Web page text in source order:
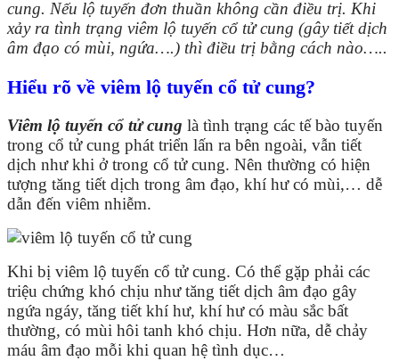
cung. Nếu lộ tuyến đơn thuần không cần điều trị. Khi
xảy ra tình trạng viêm lộ tuyến cổ tử cung (gây tiết dịch
âm đạo có mùi, ngứa….) thì điều trị bằng cách nào…..
Hiểu rõ về viêm lộ tuyến cổ tử cung?
Viêm lộ tuyến cổ tử cung là tình trạng các tế bào tuyến
trong cổ tử cung phát triển lấn ra bên ngoài, vẫn tiết
dịch như khi ở trong cổ tử cung. Nên thường có hiện
tượng tăng tiết dịch trong âm đạo, khí hư có mùi,… dễ
dẫn đến viêm nhiễm.
Khi bị viêm lộ tuyến cổ tử cung. Có thể gặp phải các
triệu chứng khó chịu như tăng tiết dịch âm đạo gây
ngứa ngáy, tăng tiết khí hư, khí hư có màu sắc bất
thường, có mùi hôi tanh khó chịu. Hơn nữa, dễ chảy
máu âm đạo mỗi khi quan hệ tình dục…